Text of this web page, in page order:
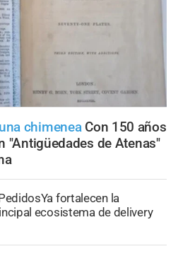
chimenea Con 150 años
"Antigüedades de Atenas"
fortalecen la
ecosistema de delivery